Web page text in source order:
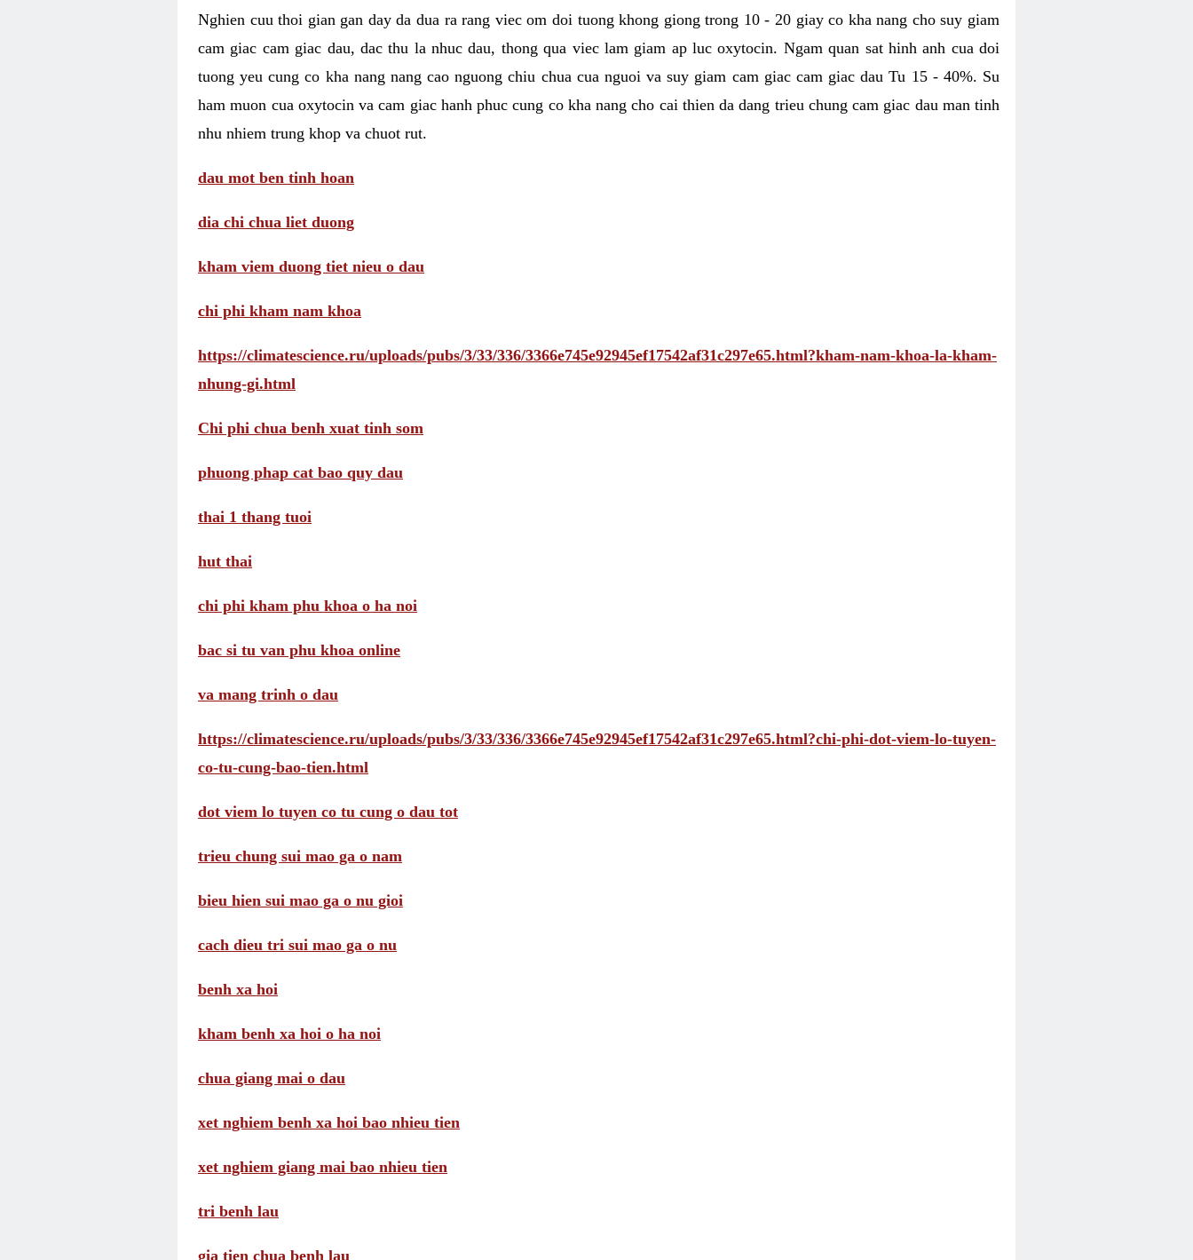
Nghien cuu thoi gian gan day da dua ra rang viec om doi tuong khong giong trong 10 - 20 giay co kha nang cho suy giam
cam giac cam giac dau, dac thu la nhuc dau, thong qua viec lam giam ap luc oxytocin. Ngam quan sat hinh anh cua doi
tuong yeu cung co kha nang nang cao nguong chiu chua cua nguoi va suy giam cam giac cam giac dau Tu 15 - 40%. Su
ham muon cua oxytocin va cam giac hanh phuc cung co kha nang cho cai thien da dang trieu chung cam giac dau man tinh
nhu nhiem trung khop va chuot rut.
dau mot ben tinh hoan
dia chi chua liet duong
kham viem duong tiet nieu o dau
chi phi kham nam khoa
https://climatescience.ru/uploads/pubs/3/33/336/3366e745e92945ef17542af31c297e65.html?kham-nam-khoa-la-kham-
nhung-gi.html
Chi phi chua benh xuat tinh som
phuong phap cat bao quy dau
thai 1 thang tuoi
hut thai
chi phi kham phu khoa o ha noi
bac si tu van phu khoa online
va mang trinh o dau
https://climatescience.ru/uploads/pubs/3/33/336/3366e745e92945ef17542af31c297e65.html?chi-phi-dot-viem-lo-tuyen-
co-tu-cung-bao-tien.html
dot viem lo tuyen co tu cung o dau tot
trieu chung sui mao ga o nam
bieu hien sui mao ga o nu gioi
cach dieu tri sui mao ga o nu
benh xa hoi
kham benh xa hoi o ha noi
chua giang mai o dau
xet nghiem benh xa hoi bao nhieu tien
xet nghiem giang mai bao nhieu tien
tri benh lau
gia tien chua benh lau